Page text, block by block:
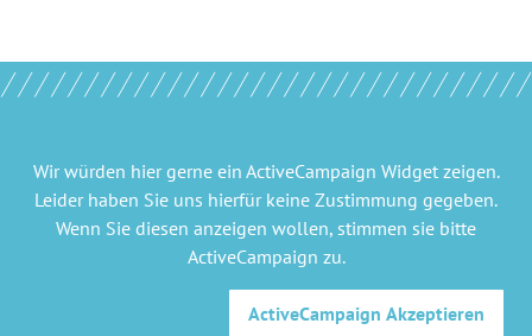
Wir würden hier gerne ein ActiveCampaign Widgetzeigen.
Leider haben Sie uns hierfür keine Zustimmung gegeben.
Wenn Sie diesen anzeigen wollen, stimmen sie bitte
ActiveCampaign zu.
ActiveCampaign Akzeptieren